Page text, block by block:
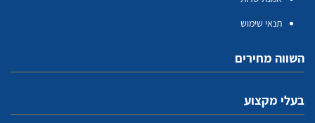
תנאי שימוש
השווה מחירים
בעלי מקצוע